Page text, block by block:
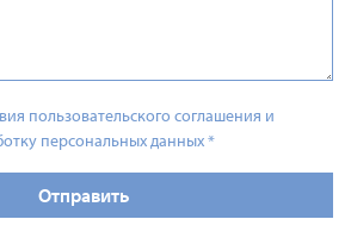
пользовательского соглашения и
персональных данных*
Отправить